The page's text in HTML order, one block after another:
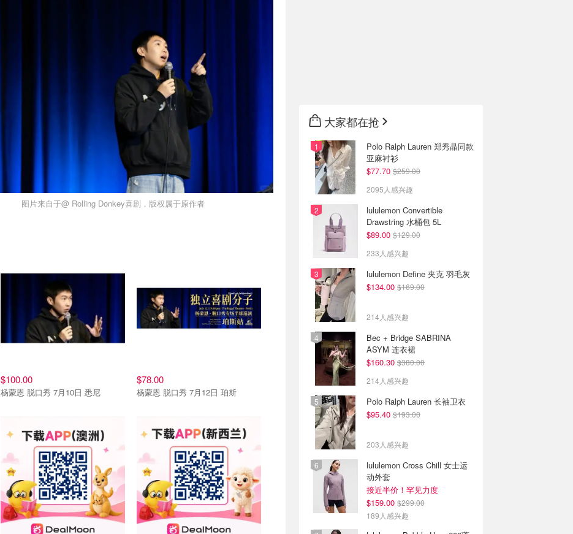
图片来自于@ Rolling Donkey喜剧，版权属于原作者
$100.00
杨蒙恩 脱口秀 7月10日 悉尼
$78.00
杨蒙恩 脱口秀 7月12日 珀斯
大家都在抢
Polo Ralph Lauren 郑秀晶同款
亚麻衬衫
$77.70 $259.00
2095人感兴趣
lululemon Convertible
Drawstring 水桶包 5L
$89.00 $129.00
233人感兴趣
lululemon Define 夹克 羽毛灰
$134.00 $169.00
214人感兴趣
Bec + Bridge SABRINA
ASYM 连衣裙
$160.30 $380.00
214人感兴趣
Polo Ralph Lauren 长袖卫衣
$95.40 $193.00
203人感兴趣
lululemon Cross Chill 女士运
动外套
接近半价！罕见力度
$159.00 $299.00
189人感兴趣